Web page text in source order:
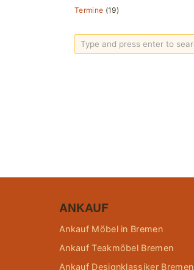
Termine (19)
ANKAUF
Ankauf Möbel in Bremen
Ankauf Teakmöbel Bremen
Ankauf Designklassiker Bremen